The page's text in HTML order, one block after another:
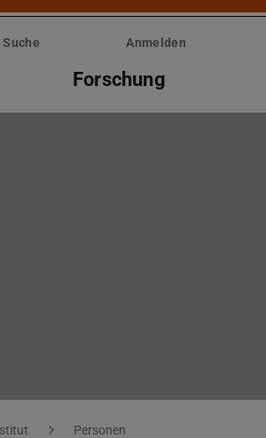
Suche Anmelden
Forschung
Personen